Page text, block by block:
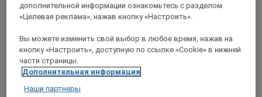
дополнительной информации ознакомьтесь с разделом
«Целевая реклама», нажав кнопку «Настроить».
Вы можете изменить свой выбор в любое время, нажав на
кнопку «Настроить», доступную по ссылке «Cookie» в нижней
части страницы.
Дополнительная информация
Наши партнеры